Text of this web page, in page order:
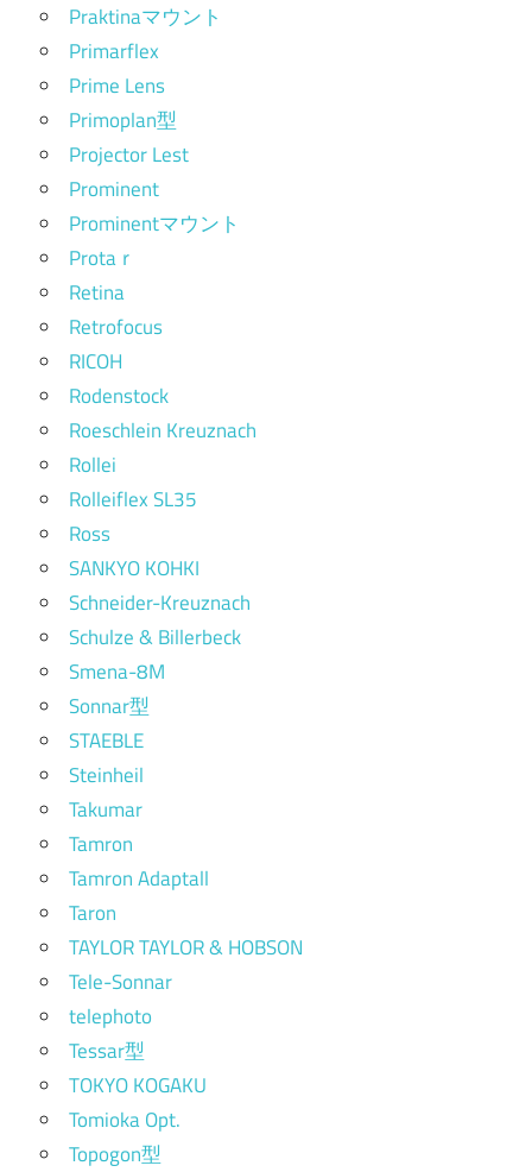
Praktinaマウント
Primarflex
Prime Lens
Primoplan型
Projector Lest
Prominent
Prominentマウント
Protaｒ
Retina
Retrofocus
RICOH
Rodenstock
Roeschlein Kreuznach
Rollei
Rolleiflex SL35
Ross
SANKYO KOHKI
Schneider-Kreuznach
Schulze & Billerbeck
Smena-8M
Sonnar型
STAEBLE
Steinheil
Takumar
Tamron
Tamron Adaptall
Taron
TAYLOR TAYLOR & HOBSON
Tele-Sonnar
telephoto
Tessar型
TOKYO KOGAKU
Tomioka Opt.
Topogon型